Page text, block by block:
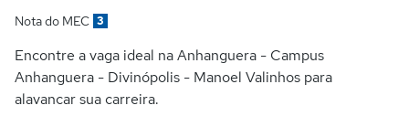
Nota do MEC 3
Encontre a vaga ideal na Anhanguera - Campus
Anhanguera - Divinópolis - Manoel Valinhos para
alavancar sua carreira.